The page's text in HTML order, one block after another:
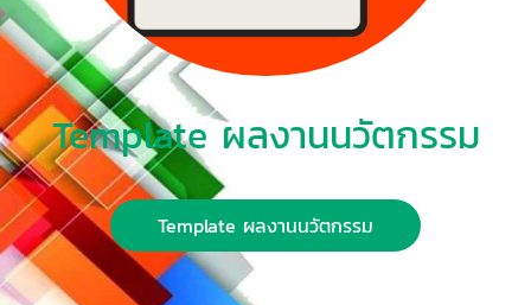
Template ผลงานนวัตกรรม
Template ผลงานนวัตกรรม